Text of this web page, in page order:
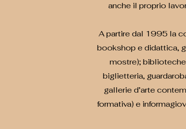
anche il proprio
A partire dal 1995 la
bookshop e didattica,
mostre);
biglietteria,
gallerie d’arte
formativa) e